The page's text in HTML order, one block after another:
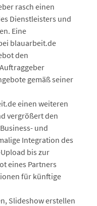
rasch einen
Dienstleisters und
Eine
blauarbeit.de
den
gemäß seiner
einen weiteren
vergrößert den
und
Integration des
bis zur
eines Partners
für künftige
Slideshow erstellen